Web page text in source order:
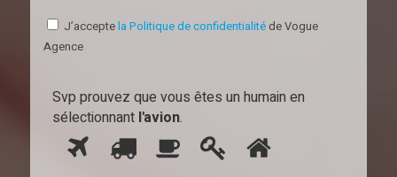
J’acceptela Politique de confidentialité de Vogue
Agence
Svp prouvez que vous êtes un humain en
sélectionnant l'avion.